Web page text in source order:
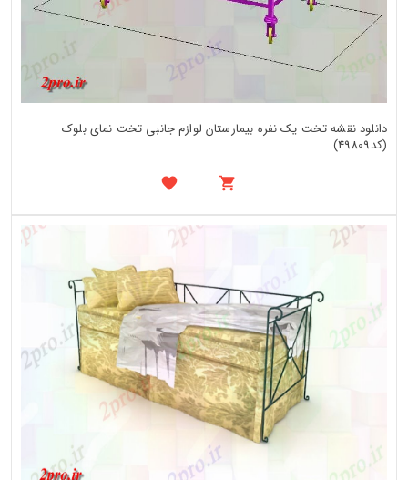
دانلود نقشه تخت یک نفره بیمارستان لوازم جانبی تخت نمای بلوک
(کد49809)